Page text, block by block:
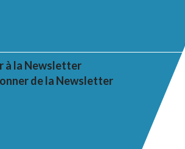
à la Newsletter
de la Newsletter